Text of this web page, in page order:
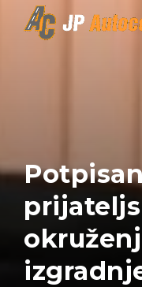
Skip to content